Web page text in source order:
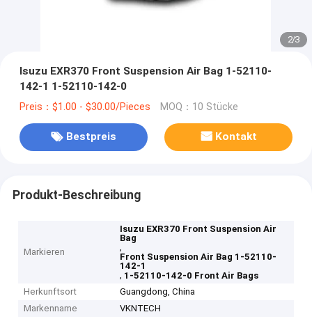
2/3
Isuzu EXR370 Front Suspension Air Bag 1-52110-
142-1 1-52110-142-0
Preis：$1.00 - $30.00/Pieces MOQ：10 Stücke
Bestpreis Kontakt
Produkt-Beschreibung
Markieren
Isuzu EXR370 Front Suspension Air
Bag
,
Front Suspension Air Bag 1-52110-
142-1
, 1-52110-142-0 Front Air Bags
Herkunftsort
Guangdong, China
Markenname
VKNTECH